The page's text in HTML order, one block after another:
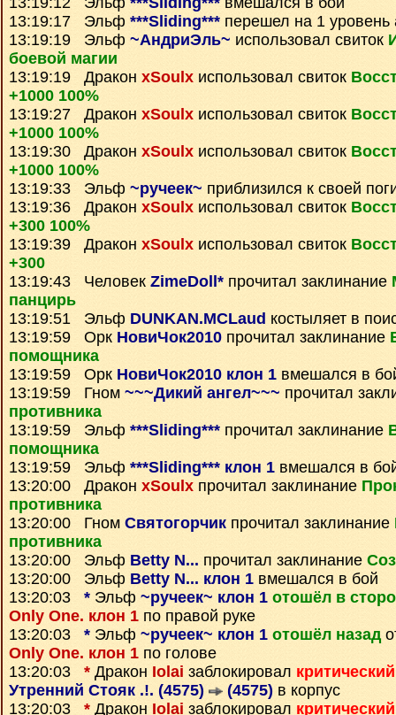
13:19:17 Эльф ***Sliding*** перешел на 1 уровень
13:19:19 Эльф ~АндриЭль~ использовал свиток
боевой магии
13:19:19 Дракон xSoulx использовал свиток
+1000 100%
13:19:27 Дракон xSoulx использовал свиток
+1000 100%
13:19:30 Дракон xSoulx использовал свиток
+1000 100%
13:19:33 Эльф ~ручеек~ приблизился к своей
13:19:36 Дракон xSoulx использовал свиток
+300 100%
13:19:39 Дракон xSoulx использовал свиток
+300
13:19:43 Человек ZimeDoll* прочитал заклинание
панцирь
13:19:51 Эльф DUNKAN.MCLaud костыляет в
13:19:59 Орк НовиЧок2010 прочитал заклинание
помощника
13:19:59 Орк НовиЧок2010 клон 1 вмешался в
13:19:59 Гном ~~~Дикий ангел~~~ прочитал
противника
13:19:59 Эльф ***Sliding*** прочитал заклинание
помощника
13:19:59 Эльф ***Sliding*** клон 1 вмешался в
13:20:00 Дракон xSoulx прочитал заклинание
противника
13:20:00 Гном Святогорчик прочитал заклинание
противника
13:20:00 Эльф Betty N... прочитал заклинание
13:20:00 Эльф Betty N... клон 1 вмешался в бой
13:20:03 * Эльф ~ручеек~ клон 1 отошёл в
Only One. клон 1 по правой руке
13:20:03 * Эльф ~ручеек~ клон 1 отошёл назад
Only One. клон 1 по голове
13:20:03 * Дракон Iolai заблокировал критический
Утренний Стояк .!. (4575)
(4575) в корпус
13:20:03 * Дракон Iolai заблокировал критический